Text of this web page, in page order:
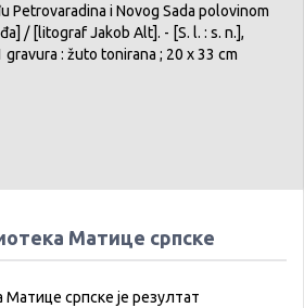
Petrovaradina i Novog Sada polovinom
] / [litografJakob Alt]. - [S. l. : s. n.],
gravura : žuto tonirana ; 20 x 33 cm
Матице српске
српске је резултат